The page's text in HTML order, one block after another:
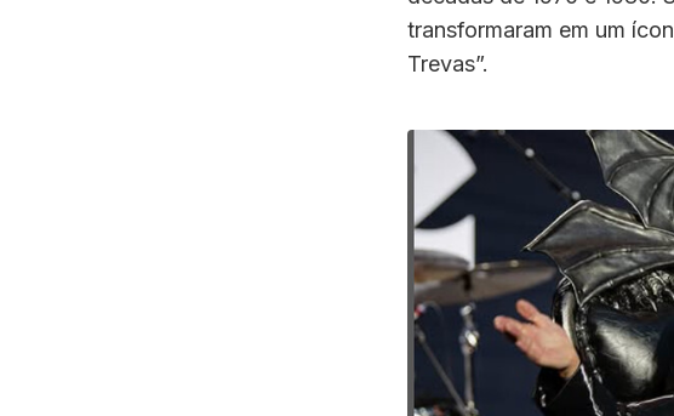
transformaram em um
Trevas”.